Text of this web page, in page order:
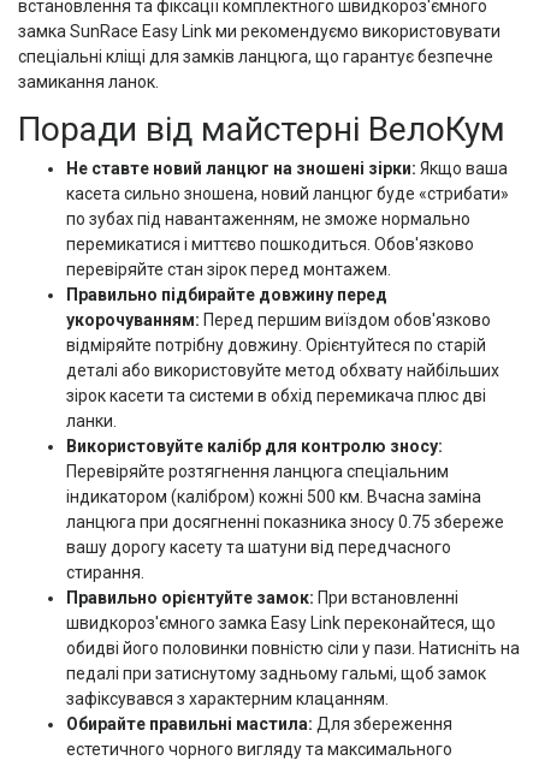
встановлення та фіксації комплектного швидкороз'ємного
замка SunRace Easy Link ми рекомендуємо використовувати
спеціальні кліщі для замків ланцюга, що гарантує безпечне
замикання ланок.
Поради від майстерні ВелоКум
Не ставте новий ланцюг на зношені зірки: Якщо ваша
касета сильно зношена, новий ланцюг буде «стрибати»
по зубах під навантаженням, не зможе нормально
перемикатися і миттєво пошкодиться. Обов'язково
перевіряйте стан зірок перед монтажем.
Правильно підбирайте довжину перед
укорочуванням: Перед першим виїздом обов'язково
відміряйте потрібну довжину. Орієнтуйтеся по старій
деталі або використовуйте метод обхвату найбільших
зірок касети та системи в обхід перемикача плюс дві
ланки.
Використовуйте калібр для контролю зносу:
Перевіряйте розтягнення ланцюга спеціальним
індикатором (калібром) кожні 500 км. Вчасна заміна
ланцюга при досягненні показника зносу 0.75 збереже
вашу дорогу касету та шатуни від передчасного
стирання.
Правильно орієнтуйте замок: При встановленні
швидкороз'ємного замка Easy Link переконайтеся, що
обидві його половинки повністю сіли у пази. Натисніть на
педалі при затиснутому задньому гальмі, щоб замок
зафіксувався з характерним клацанням.
Обирайте правильні мастила: Для збереження
естетичного чорного вигляду та максимального